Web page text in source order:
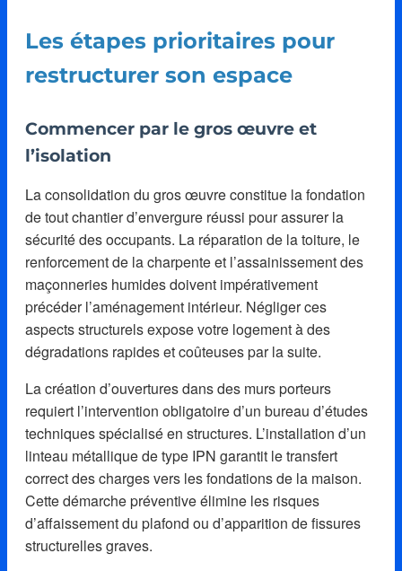
Les étapes prioritaires pour
restructurer son espace
Commencer par le gros œuvre et
l’isolation
La consolidation du gros œuvre constitue la fondation
de tout chantier d’envergure réussi pour assurer la
sécurité des occupants. La réparation de la toiture, le
renforcement de la charpente et l’assainissement des
maçonneries humides doivent impérativement
précéder l’aménagement intérieur. Négliger ces
aspects structurels expose votre logement à des
dégradations rapides et coûteuses par la suite.
La création d’ouvertures dans des murs porteurs
requiert l’intervention obligatoire d’un bureau d’études
techniques spécialisé en structures. L’installation d’un
linteau métallique de type IPN garantit le transfert
correct des charges vers les fondations de la maison.
Cette démarche préventive élimine les risques
d’affaissement du plafond ou d’apparition de fissures
structurelles graves.